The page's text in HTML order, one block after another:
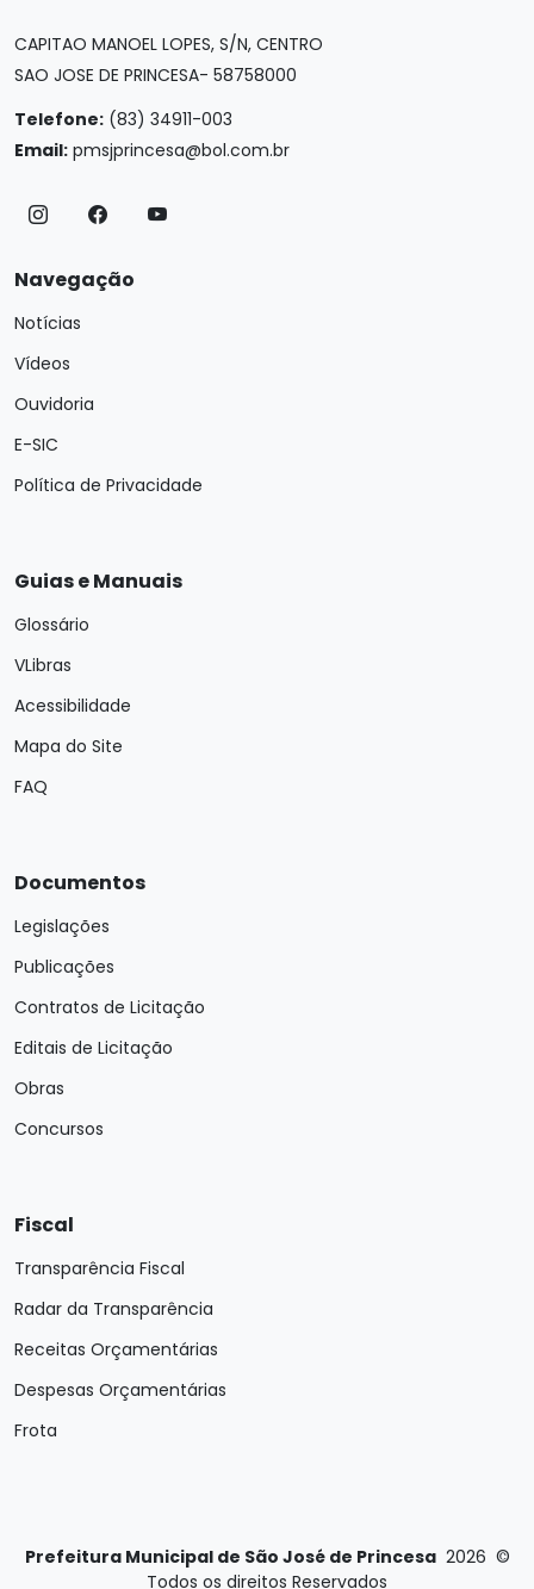
CAPITAO MANOEL LOPES, S/N, CENTRO
SAO JOSE DE PRINCESA- 58758000
Telefone: (83) 34911-003
Email: pmsjprincesa@bol.com.br
Navegação
Notícias
Vídeos
Ouvidoria
E-SIC
Política de Privacidade
Guias e Manuais
Glossário
VLibras
Acessibilidade
Mapa do Site
FAQ
Documentos
Legislações
Publicações
Contratos de Licitação
Editais de Licitação
Obras
Concursos
Fiscal
Transparência Fiscal
Radar da Transparência
Receitas Orçamentárias
Despesas Orçamentárias
Frota
Prefeitura Municipal de São José de Princesa 2026 ©
Todos os direitos Reservados